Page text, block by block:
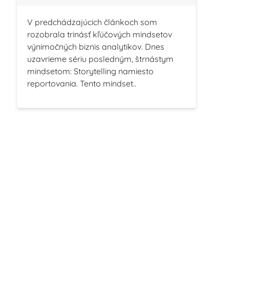
V predchádzajúcich článkoch som
rozobrala trinásť kľúčových mindsetov
výnimočných biznis analytikov. Dnes
uzavrieme sériu posledným, štrnástym
mindsetom: Storytelling namiesto
reportovania. Tento mindset..